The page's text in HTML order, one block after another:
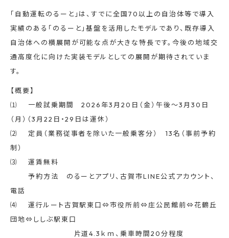
「自動運転のるーと」は、すでに全国70以上の自治体等で導入
実績のある「のるーと」基盤を活用したモデルであり、既存導入
自治体への横展開が可能な点が大きな特長です。今後の地域交
通高度化に向けた実装モデルとしての展開が期待されていま
す。
【概要】
⑴ 一般試乗期間 2026年3月20日（金）午後～3月30日
（月）（3月22日・29日は運休）
⑵ 定員（業務従事者を除いた一般乗客分） 13名（事前予約
制）
⑶ 運賃無料
予約方法 のるーとアプリ、古賀市LINE公式アカウント、
電話
⑷ 運行ルート古賀駅東口⇔市役所前⇔庄公民館前⇔花鶴丘
団地⇔ししぶ駅東口
片道4.3ｋｍ、乗車時間20分程度